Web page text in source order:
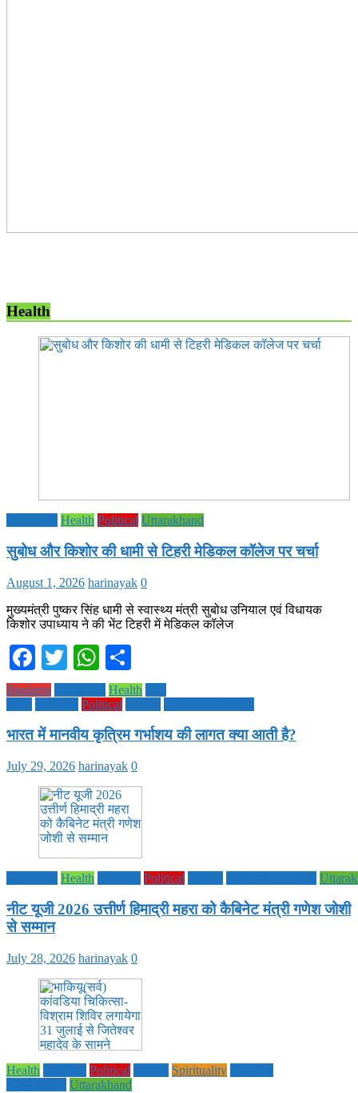
Health
Health Political Uttarakhand
सुबोध और किशोर की धामी से टिहरी मेडिकल कॉलेज पर चर्चा
August 1, 2026 harinayak 0
मुख्यमंत्री पुष्कर सिंह धामी से स्वास्थ्य मंत्री सुबोध उनियाल एवं विधायक
किशोर उपाध्याय ने की भेंट टिहरी में मेडिकल कॉलेज
Facebook
TwitterWhatsApp
Business Health
Political
भारत में मानवीय कृत्रिम गर्भाशय की लागत क्या आती है?
July 29, 2026 harinayak 0
Health Political
नीट यूजी 2026 उत्तीर्ण हिमाद्री महरा को कैबिनेट मंत्री गणेश जोशी
से सम्मान
July 28, 2026 harinayak 0
Health Political Spirituality
Uttarakhand